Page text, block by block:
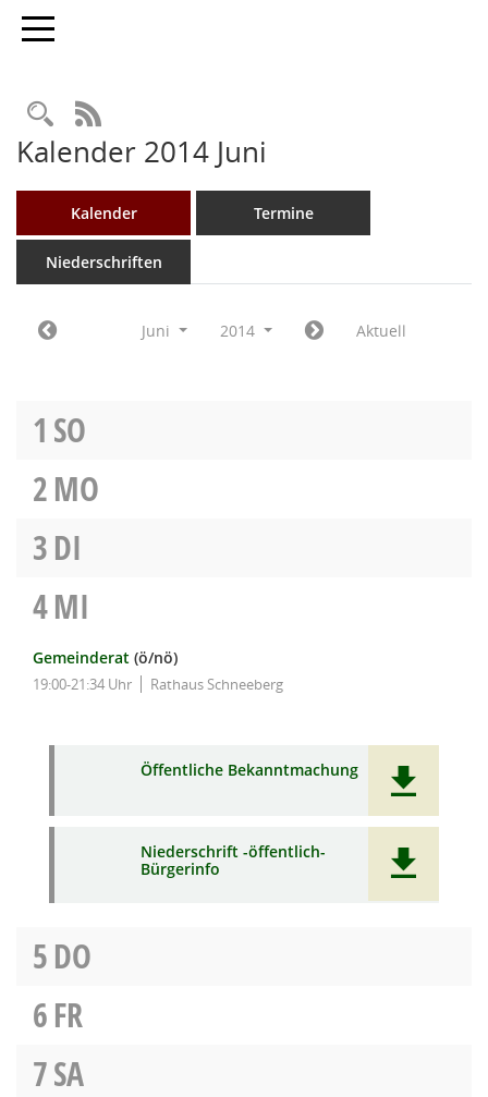
Toggle navigation
Rechercheauswahl
RSS-Feed
Kalender 2014 Juni
Kalender Termine
Niederschriften
Juni 2014 Aktuell
1 SO
2MO
3DI
4MI
Gemeinderat (ö/nö)
19:00-21:34 Uhr Rathaus Schneeberg
Öffentliche Bekanntmachung
Niederschrift -öffentlich-
Bürgerinfo
5DO
6FR
7SA